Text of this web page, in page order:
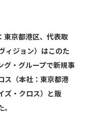
東京都港区、代表取
ィジョン）はこのた
グ・グループで新規事
ス（本社：東京都港
ズ・クロス）と販